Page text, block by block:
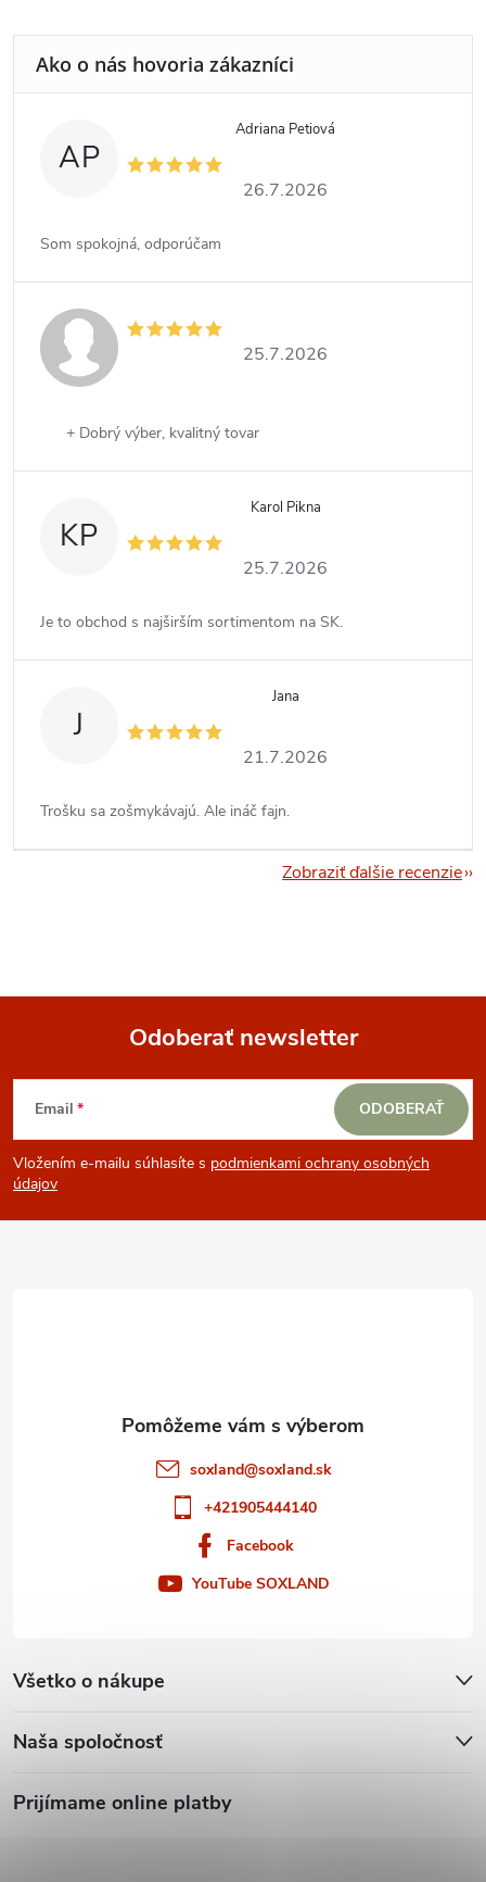
AP
Adriana Petiová
26.7.2026
Som spokojná, odporúčam
25.7.2026
+ Dobrý výber, kvalitný tovar
KP
Karol Pikna
25.7.2026
Je to obchod s najširším sortimentom na SK.
J
Jana
21.7.2026
Trošku sa zošmykávajú. Ale ináč fajn.
Zobraziť ďalšie recenzie
Z
á
p
Odoberať newsletter
Email
Vložením e-mailu súhlasíte s podmienkami ochrany osobných
údajov
ODOBERAŤ
soxland@soxland.sk
+421905444140
Facebook
YouTube SOXLAND
Všetko o nákupe
Naša spoločnosť
Prijímame online platby